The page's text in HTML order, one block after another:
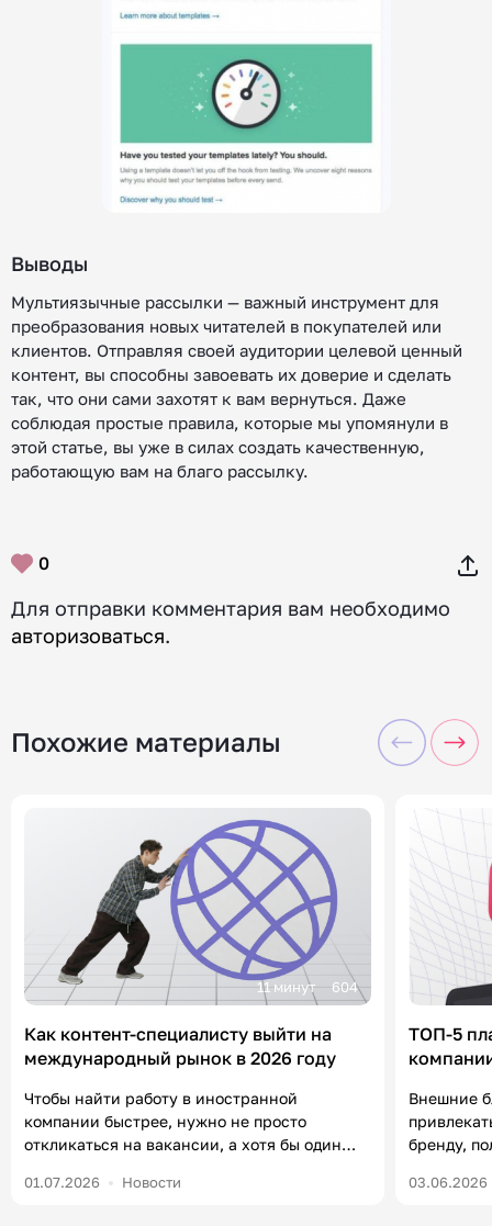
Выводы
Мультиязычные рассылки — важный инструмент для
преобразования новых читателей в покупателей или
клиентов. Отправляя своей аудитории целевой ценный
контент, вы способны завоевать их доверие и сделать
так, что они сами захотят к вам вернуться. Даже
соблюдая простые правила, которые мы упомянули в
этой статье, вы уже в силах создать качественную,
работающую вам на благо рассылку.
0
Для отправки комментария вам необходимо
авторизоваться.
Похожие материалы
11 минут 604
Как контент-специалисту выйти на
международный рынок в 2026 году
Чтобы найти работу в иностранной
компании быстрее, нужно не просто
откликаться на вакансии, а хотя бы один
нетворкингу и комментингу. В статье
01.07.2026 Новости
ТОП-5
Внешние
бренду,
уже есть
03.06.2026